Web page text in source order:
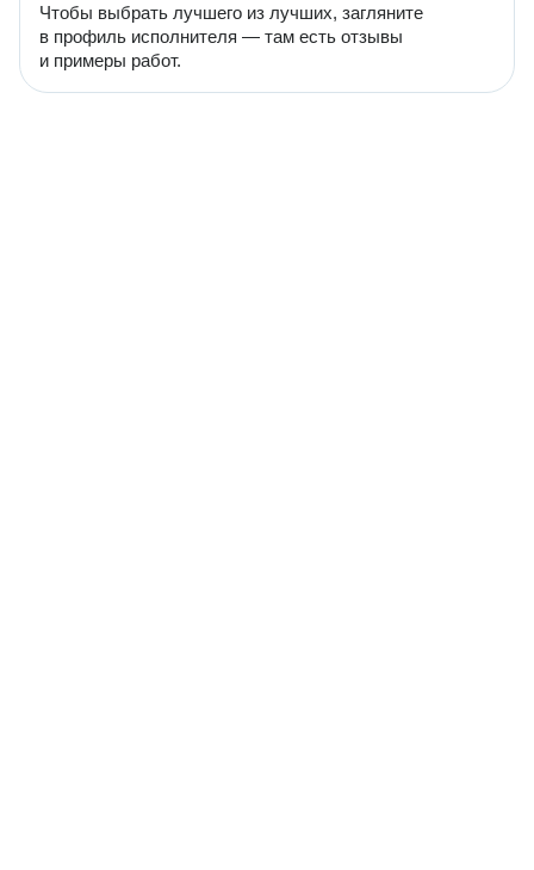
Чтобы выбрать лучшего из лучших, загляните
в профиль исполнителя — там есть отзывы
и примеры работ.